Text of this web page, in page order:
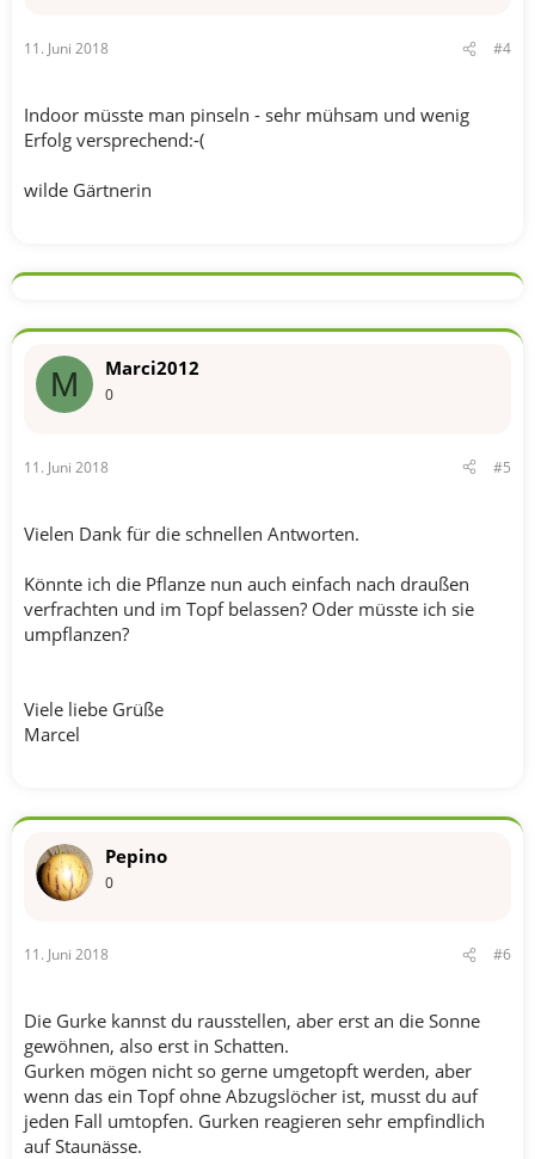
11. Juni 2018 #4
Indoor müsste man pinseln - sehr mühsam und wenig
Erfolg versprechend:-(
wilde Gärtnerin
M Marci2012
0
11. Juni 2018 #5
Vielen Dank für die schnellen Antworten.
Könnte ich die Pflanze nun auch einfach nach draußen
verfrachten und im Topf belassen? Oder müsste ich sie
umpflanzen?
Viele liebe Grüße
Marcel
Pepino
0
11. Juni 2018 #6
Die Gurke kannst du rausstellen, aber erst an die Sonne
gewöhnen, also erst in Schatten.
Gurken mögen nicht so gerne umgetopft werden, aber
wenn das ein Topf ohne Abzugslöcher ist, musst du auf
jeden Fall umtopfen. Gurken reagieren sehr empfindlich
auf Staunässe.